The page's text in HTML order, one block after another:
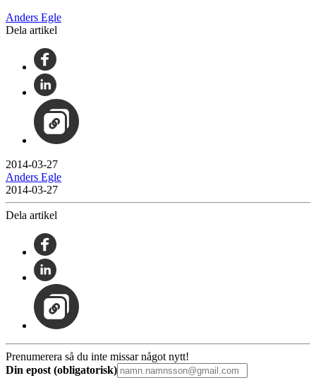
Anders Egle
Dela artikel
2014-03-27
Anders Egle
2014-03-27
Dela artikel
Prenumerera så du inte missar något nytt!
Din epost (obligatorisk)